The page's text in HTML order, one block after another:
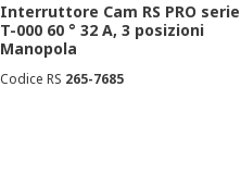
Interruttore Cam RS PRO serie
T-000 60 ° 32 A, 3 posizioni
Manopola
Codice RS 265-7685